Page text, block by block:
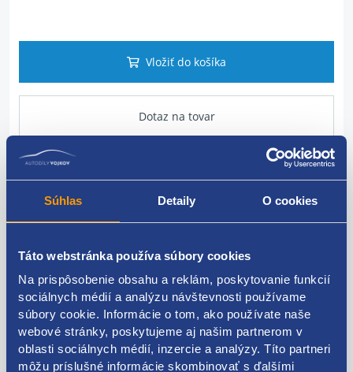
Súhlas Detaily O cookies
Táto webstránka používa súbory cookies
Na prispôsobenie obsahu a reklám, poskytovanie funkcií
sociálnych médií a analýzu návštevnosti používame
súbory cookie. Informácie o tom, ako používate naše
webové stránky, poskytujeme aj našim partnerom v
oblasti sociálnych médií, inzercie a analýzy. Títo partneri
môžu príslušné informácie skombinovať s ďalšími
Vložiť do košíka
Dotaz na tovar
Popis produktu
1358881080, 1358460080, 1342569080, 1340672080,
Použiteľné pre vozidlá